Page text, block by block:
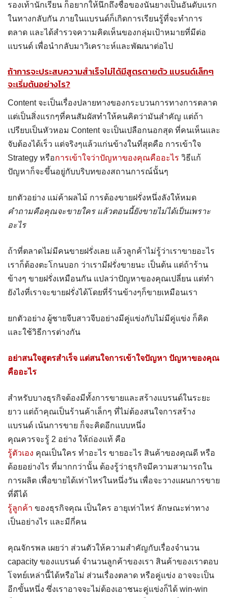
รองเท้านักเรียน ก็อยากให้นึกถึงชื่อของนันยางเป็นอันดับแรก
ในทางกลับกัน ภายในแบรนด์ก็เกิดการเรียนรู้ที่จะทำการ
ตลาด และได้สำรวจความคิดเห็นของกลุ่มเป้าหมายที่มีต่อ
แบรนด์ เพื่อนำกลับมาวิเคราะห์และพัฒนาต่อไป
ถ้าการจะประสบความสำเร็จไม่ได้มีสูตรตายตัว แบรนด์เล็กๆ
จะเริ่มต้นอย่างไร?
Content จะเป็นเรื่องปลายทางของกระบวนการทางการตลาด
แต่เป็นสิ่งแรกๆที่คนสัมผัสทำให้คนคิดว่ามันสำคัญ แต่ถ้า
เปรียบเป็นหัวหอม Content จะเป็นเปลือกนอกสุด ที่คนเห็นและ
จับต้องได้เร็ว แต่จริงๆแล้วแก่นข้างในที่สุดคือ การเข้าใจ
Strategy หรือการเข้าใจว่าปัญหาของคุณคืออะไร วิธีแก้
ปัญหาก็จะขึ้นอยู่กับบริบทของสถานการณ์นั้นๆ
ยกตัวอย่าง แม่ค้าผลไม้ การต้องขายฝรั่งหนึ่งลังให้หมด
คำถามคือคุณจะขายใคร แล้วตอนนี้ยังขายไม่ได้เป็นเพราะ
อะไร
ถ้าที่ตลาดไม่มีคนขายฝรั่งเลย แล้วลูกค้าไม่รู้ว่าเราขายอะไร
เราก็ต้องตะโกนบอก ว่าเรามีฝรั่งขายนะ เป็นต้น แต่ถ้าร้าน
ข้างๆ ขายฝรั่งเหมือนกัน แปลว่าปัญหาของคุณเปลี่ยน แต่ทำ
ยังไงที่เราจะขายฝรั่งได้โดยที่ร้านข้างๆก็ขายเหมือนเรา
ยกตัวอย่าง ผู้ชายจีบสาวจีบอย่างมีคู่แข่งกับไม่มีคู่แข่ง ก็คิด
และใช้วิธีการต่างกัน
อย่าสนใจสูตรสำเร็จ แต่สนใจการเข้าใจปัญหา ปัญหาของคุณ
คืออะไร
สำหรับบางธุรกิจต้องมีทั้งการขายและสร้างแบรนด์ในระยะ
ยาว แต่ถ้าคุณเป็นร้านค้าเล็กๆ ที่ไม่ต้องสนใจการสร้าง
แบรนด์ เน้นการขาย ก็จะคิดอีกแบบหนึ่ง
คุณควรจะรู้ 2 อย่าง ให้ถ่องแท้ คือ
รู้ตัวเอง คุณเป็นใคร ทำอะไร ขายอะไร สินค้าของคุณดี หรือ
ด้อยอย่างไร ที่มากกว่านั้น ต้องรู้ว่าธุรกิจมีความสามารถใน
การผลิต เพื่อขายได้เท่าไหร่ในหนึ่งวัน เพื่อจะวางแผนการขาย
ที่ดีได้
รู้ลูกค้า ของธุรกิจคุณ เป็นใคร อายุเท่าไหร่ ลักษณะท่าทาง
เป็นอย่างไร และมีกี่คน
คุณจักรพล เผยว่า ส่วนตัวให้ความสำคัญกับเรื่องจำนวน
capacity ของแบรนด์ จำนวนลูกค้าของเรา สินค้าของเราตอบ
โจทย์เหล่านี้ได้หรือไม่ ส่วนเรื่องตลาด หรือคู่แข่ง อาจจะเป็น
อีกขั้นหนึ่ง ซึ่งเราอาจจะไม่ต้องเอาชนะคู่แข่งก็ได้ win-win